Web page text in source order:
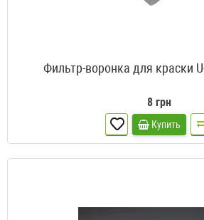
Фильтр-воронка для краски
8 грн
Купить